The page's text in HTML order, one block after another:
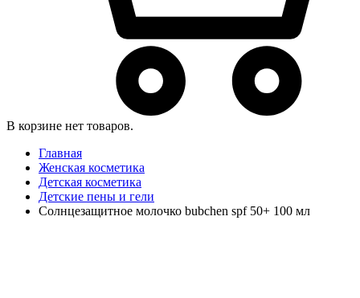
В корзине нет товаров.
Главная
Женская косметика
Детская косметика
Детские пены и гели
Солнцезащитное молочко bubchen spf 50+ 100 мл